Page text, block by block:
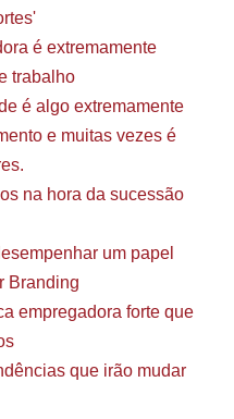
é extremamente
trabalho
é algo extremamente
e muitas vezes é
na hora da sucessão
um papel
Branding
empregadora forte que
que irão mudar